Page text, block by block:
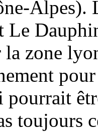
Alpes).
Le
zone
pourrait
toujours